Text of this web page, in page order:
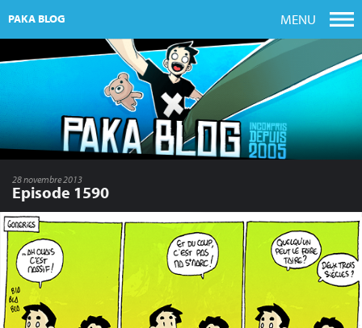
PAKA BLOG MENU
28 novembre 2013
Episode 1590